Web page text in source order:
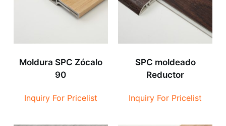
Moldura SPC Zócalo
90
Inquiry For Pricelist
SPC moldeado
Reductor
Inquiry For Pricelist